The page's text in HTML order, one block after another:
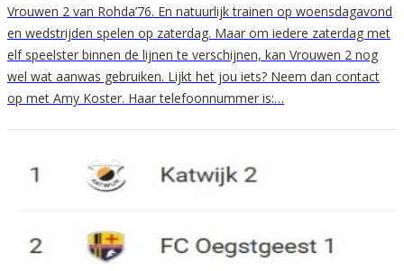
Vrouwen 2 van Rohda’76. En natuurlijk trainen op woensdagavond
en wedstrijden spelen op zaterdag. Maar om iedere zaterdag met
elf speelster binnen de lijnen te verschijnen, kan Vrouwen 2 nog
wel wat aanwas gebruiken. Lijkt het jou iets? Neem dan contact
op met Amy Koster. Haar telefoonnummer is:…